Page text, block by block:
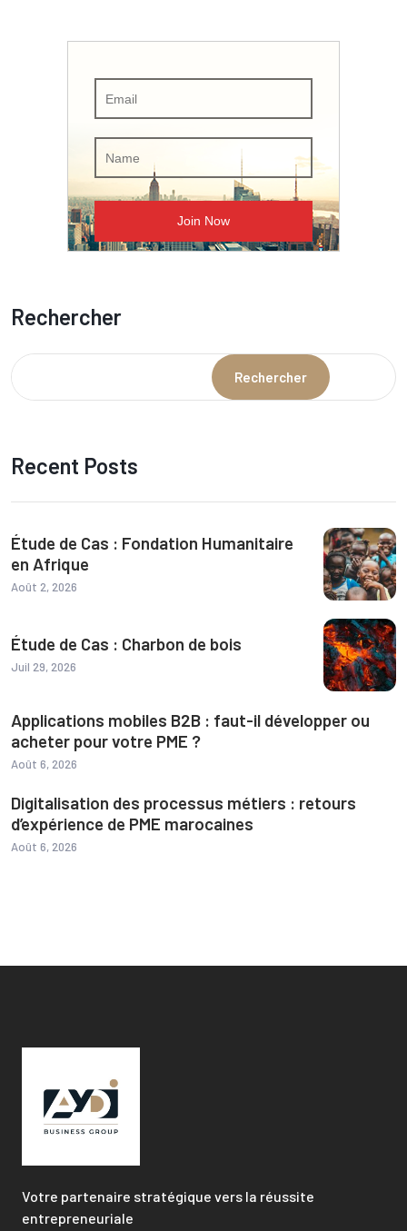
Rechercher
Rechercher
Recent Posts
Étude de Cas : Fondation Humanitaire
en Afrique
Août 2, 2026
Étude de Cas : Charbon de bois
Juil 29, 2026
Applications mobiles B2B : faut-il développer ou
acheter pour votre PME ?
Août 6, 2026
Digitalisation des processus métiers : retours
d’expérience de PME marocaines
Août 6, 2026
Votre partenaire stratégique vers la réussite
entrepreneuriale